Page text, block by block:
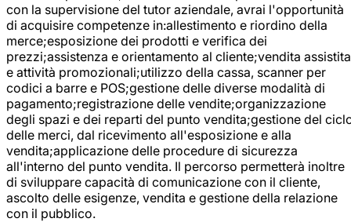
con la supervisione del tutor aziendale, avrai l'opportunità
di acquisire competenze in:allestimento e riordino della
merce;esposizione dei prodotti e verifica dei
prezzi;assistenza e orientamento al cliente;vendita assistita
e attività promozionali;utilizzo della cassa, scanner per
codici a barre e POS;gestione delle diverse modalità di
pagamento;registrazione delle vendite;organizzazione
degli spazi e dei reparti del punto vendita;gestione del
delle merci, dal ricevimento all'esposizione e alla
vendita;applicazione delle procedure di sicurezza
all'interno del punto vendita. Il percorso permetterà inoltre
di sviluppare capacità di comunicazione con il cliente,
ascolto delle esigenze, vendita e gestione della relazione
con il pubblico.